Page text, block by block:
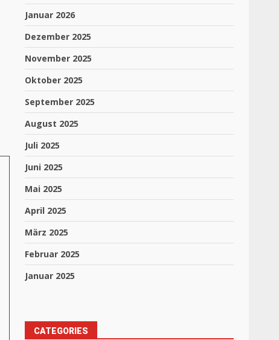
Januar 2026
Dezember 2025
November 2025
Oktober 2025
September 2025
August 2025
Juli 2025
Juni 2025
Mai 2025
April 2025
März 2025
Februar 2025
Januar 2025
CATEGORIES